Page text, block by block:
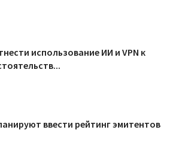
использование ИИ и VPN к
ввести рейтинг эмитентов